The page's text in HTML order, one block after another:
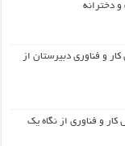
و دخترانه
و فناوری دبیرستان از
و فناوری از نگاه یک